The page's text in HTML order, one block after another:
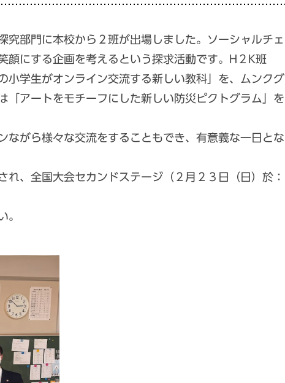
部門に本校から２班が出場しました。ソーシャルチェ
顔にする企画を考えるという探求活動です。H２K班
小学生がオンライン交流する新しい教科」を、ムンクグ
「アートをモチーフにした新しい防災ピクトグラム」を
がら様々な交流をすることもでき、有意義な一日とな
、全国大会セカンドステージ（２月２３日（日）於：
。